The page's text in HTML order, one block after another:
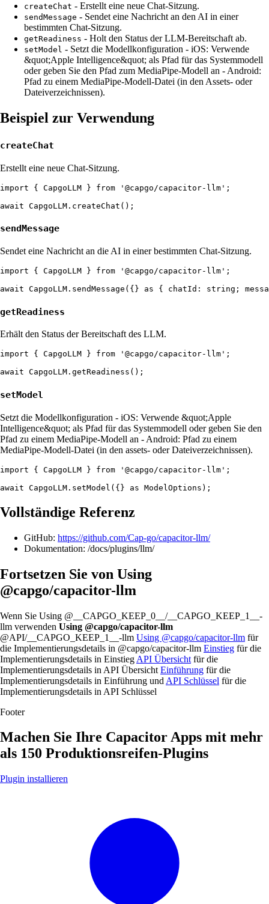
createChat - Erstellt eine neue Chat-Sitzung.
sendMessage - Sendet eine Nachricht an den AI in einer
bestimmten Chat-Sitzung.
getReadiness - Holt den Status der LLM-Bereitschaft ab.
setModel - Setzt die Modellkonfiguration - iOS: Verwende
&quot;Apple Intelligence&quot; als Pfad für das Systemmodell
oder geben Sie den Pfad zum MediaPipe-Modell an - Android:
Pfad zu einem MediaPipe-Modell-Datei (in den Assets- oder
Dateiverzeichnissen).
Beispiel zur Verwendung
createChat
Erstellt eine neue Chat-Sitzung.
import { CapgoLLM } from '@capgo/capacitor-llm';
sendMessage
Sendet eine Nachricht an die AI in einer bestimmten Chat-Sitzung.
import { CapgoLLM } from '@capgo/capacitor-llm';
getReadiness
Erhält den Status der Bereitschaft des LLM.
import { CapgoLLM } from '@capgo/capacitor-llm';
setModel
Setzt die Modellkonfiguration - iOS: Verwende &quot;Apple
Intelligence&quot; als Pfad für das Systemmodell oder geben Sie den
Pfad zu einem MediaPipe-Modell an - Android: Pfad zu einem
MediaPipe-Modell-Datei (in den assets- oder Dateiverzeichnissen).
import { CapgoLLM } from '@capgo/capacitor-llm';
Vollständige Referenz
GitHub: https://github.com/Cap-go/capacitor-llm/
Dokumentation: /docs/plugins/llm/
Fortsetzen Sie von Using
@capgo/capacitor-llm
Wenn Sie Using @__CAPGO_KEEP_0__/__CAPGO_KEEP_1__-
llm verwenden Using @capgo/capacitor-llm
@API/__CAPGO_KEEP_1__-llm Using @capgo/capacitor-llm für
die Implementierungsdetails in @capgo/capacitor-llm Einstieg für die
Implementierungsdetails in Einstieg API Übersicht für die
Implementierungsdetails in API Übersicht Einführung für die
Implementierungsdetails in Einführung und API Schlüssel für die
Implementierungsdetails in API Schlüssel
Footer
Machen Sie Ihre Capacitor Apps mit mehr
als 150 Produktionsreifen-Plugins
Plugin installieren